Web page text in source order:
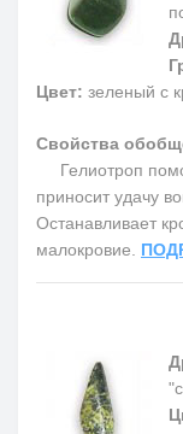
Цвет: зеленый с
Свойства
Гелиотроп
приносит удачу
Останавливает
малокровие.